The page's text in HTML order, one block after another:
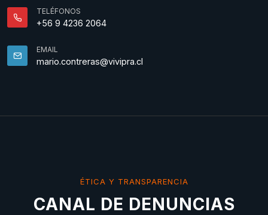
TELÉFONOS
+56 9 4236 2064
EMAIL
mario.contreras@vivipra.cl
ÉTICA Y TRANSPARENCIA
CANAL DE DENUNCIAS